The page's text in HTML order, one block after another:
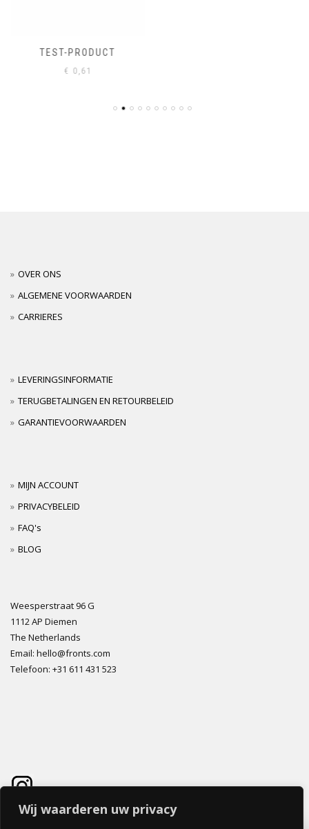
Wij waarderen uw privacy
TEST-PRODUCT
€ 0,61
OVER ONS
ALGEMENE VOORWAARDEN
CARRIERES
LEVERINGSINFORMATIE
TERUGBETALINGEN EN RETOURBELEID
GARANTIEVOORWAARDEN
MIJN ACCOUNT
PRIVACYBELEID
FAQ's
BLOG
Weesperstraat 96 G
1112 AP Diemen
The Netherlands
Email: hello@fronts.com
Telefoon: +31 611 431 523